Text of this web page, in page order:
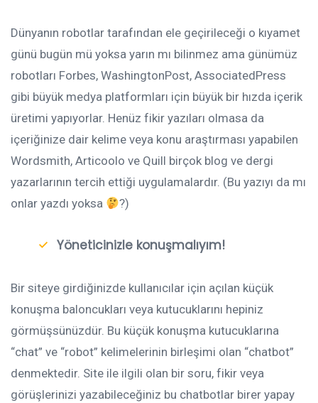
Dünyanın robotlar tarafından ele geçirileceği o kıyamet
günü bugün mü yoksa yarın mı bilinmez ama günümüz
robotları Forbes, WashingtonPost, AssociatedPress
gibi büyük medya platformları için büyük bir hızda içerik
üretimi yapıyorlar. Henüz fikir yazıları olmasa da
içeriğinize dair kelime veya konu araştırması yapabilen
Wordsmith, Articoolo ve Quill birçok blog ve dergi
yazarlarının tercih ettiği uygulamalardır. (Bu yazıyı da mı
onlar yazdı yoksa
?)
Yöneticinizle konuşmalıyım!
Bir siteye girdiğinizde kullanıcılar için açılan küçük
konuşma baloncukları veya kutucuklarını hepiniz
görmüşsünüzdür. Bu küçük konuşma kutucuklarına
“chat” ve “robot” kelimelerinin birleşimi olan “chatbot”
denmektedir. Site ile ilgili olan bir soru, fikir veya
görüşlerinizi yazabileceğiniz bu chatbotlar birer yapay